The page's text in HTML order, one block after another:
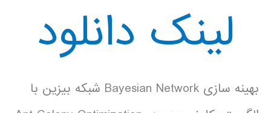
لینک دانلود
بهینه سازی Bayesian Network شبکه بیزین با